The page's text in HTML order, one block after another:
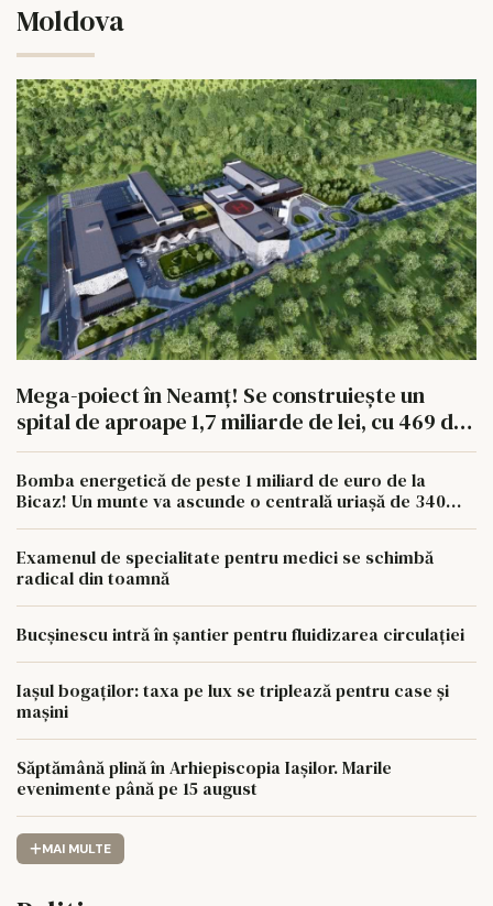
Moldova
Mega-poiect în Neamț! Se construiește un
spital de aproape 1,7 miliarde de lei, cu 469 de
paturi
Bomba energetică de peste 1 miliard de euro de la
Bicaz! Un munte va ascunde o centrală uriașă de 340
Examenul de specialitate pentru medici se schimbă
radical din toamnă
Bucșinescu intră în șantier pentru fluidizarea circulației
Iașul bogaților: taxa pe lux se triplează pentru case și
mașini
Săptămână plină în Arhiepiscopia Iașilor. Marile
evenimente până pe 15 august
MAI MULTE